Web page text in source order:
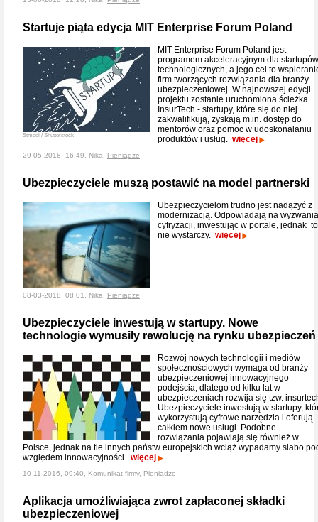
Startuje piąta edycja MIT Enterprise Forum Poland
Stmool / Shutterstock
MIT Enterprise Forum Poland jest
programem akceleracyjnym dla startupów
technologicznych, a jego cel to
firm tworzących rozwiązania dla branży
ubezpieczeniowej. W najnowszej edycji
projektu zostanie uruchomiona ścieżka
InsurTech - startupy, które się do niej
zakwalifikują, zyskają m.in. dostęp do
mentorów oraz pomoc w udoskonalaniu
produktów i usług. więcej
29-05-2018, 16:49, Nika, Pieniądze
Ubezpieczyciele muszą postawić na model partnerski
Ubezpieczycielom trudno jest nadążyć z
modernizacją. Odpowiadają na wyzwania
cyfryzacji, inwestując w portale, jednak to
nie wystarczy. więcej
08-03-2018, 08:01, Nika, Pieniądze
Ubezpieczyciele inwestują w startupy. Nowe
technologie wymusiły rewolucję na rynku ubezpieczeń
Rozwój nowych technologii i mediów
społecznościowych wymaga od branży
ubezpieczeniowej innowacyjnego
podejścia, dlatego od kilku lat w
ubezpieczeniach rozwija się tzw.
Ubezpieczyciele inwestują w startupy,
wykorzystują cyfrowe narzędzia i oferują
całkiem nowe usługi. Podobne
rozwiązania pojawiają się również w
Polsce, jednak na tle innych państw europejskich wciąż wypadamy słabo
względem innowacyjności. więcej
10-11-2016, 09:40, Komunikat firmy, Pieniądze
Aplikacja umożliwiająca zwrot zapłaconej składki
ubezpieczeniowej